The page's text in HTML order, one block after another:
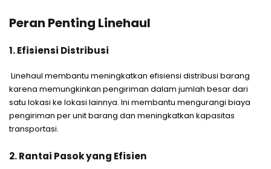
Peran Penting Linehaul
1. Efisiensi Distribusi
Linehaul membantu meningkatkan efisiensi distribusi barang
karena memungkinkan pengiriman dalam jumlah besar dari
satu lokasi ke lokasi lainnya. Ini membantu mengurangi biaya
pengiriman per unit barang dan meningkatkan kapasitas
transportasi.
2. Rantai Pasok yang Efisien